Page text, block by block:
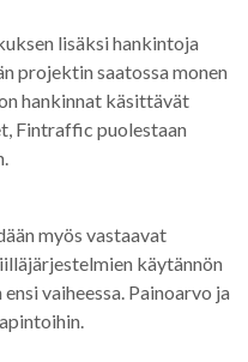
lisäksi hankintoja
projektin saatossa monen
hankinnat käsittävät
Fintraffic puolestaan
myös vastaavat
käytännön
vaiheessa. Painoarvo ja